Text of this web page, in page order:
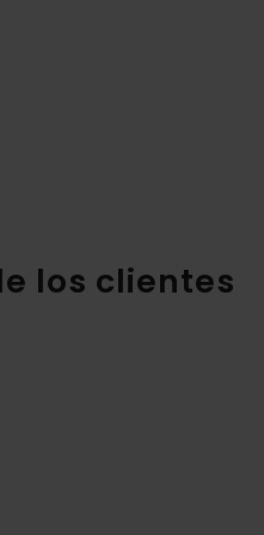
los clientes